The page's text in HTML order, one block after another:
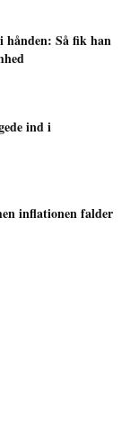
hånden: Så fik han
ind i
inflationen falder